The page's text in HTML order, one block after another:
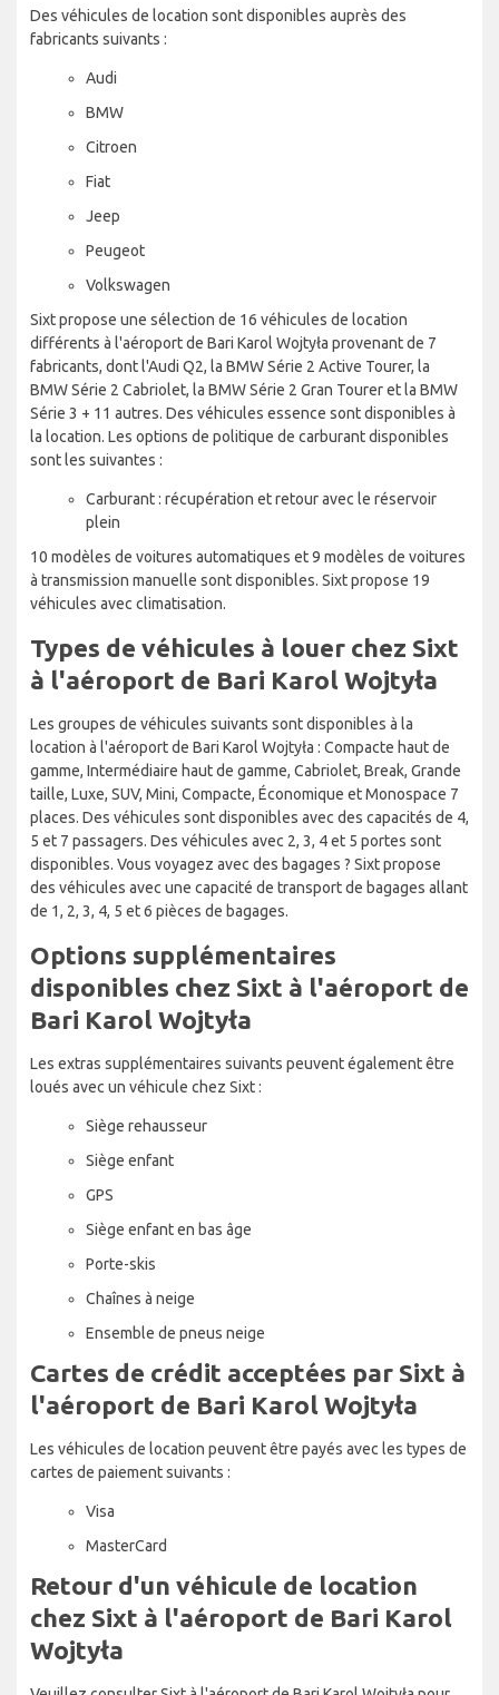
Des véhicules de location sont disponibles auprès des
fabricants suivants :
Audi
BMW
Citroen
Fiat
Jeep
Peugeot
Volkswagen
Sixt propose une sélection de 16 véhicules de location
différents à l'aéroport de Bari Karol Wojtyła provenant de 7
fabricants, dont l'Audi Q2, la BMW Série 2 Active Tourer, la
BMW Série 2 Cabriolet, la BMW Série 2 Gran Tourer et la BMW
Série 3 + 11 autres. Des véhicules essence sont disponibles à
la location. Les options de politique de carburant disponibles
sont les suivantes :
Carburant : récupération et retour avec le réservoir
plein
10 modèles de voitures automatiques et 9 modèles de voitures
à transmission manuelle sont disponibles. Sixt propose 19
véhicules avec climatisation.
Types de véhicules à louer chez Sixt
à l'aéroport de Bari Karol Wojtyła
Les groupes de véhicules suivants sont disponibles à la
location à l'aéroport de Bari Karol Wojtyła : Compacte haut de
gamme, Intermédiaire haut de gamme, Cabriolet, Break, Grande
taille, Luxe, SUV, Mini, Compacte, Économique et Monospace 7
places. Des véhicules sont disponibles avec des capacités de 4,
5 et 7 passagers. Des véhicules avec 2, 3, 4 et 5 portes sont
disponibles. Vous voyagez avec des bagages ? Sixt propose
des véhicules avec une capacité de transport de bagages allant
de 1, 2, 3, 4, 5 et 6 pièces de bagages.
Options supplémentaires
disponibles chez Sixt à l'aéroport de
Bari Karol Wojtyła
Les extras supplémentaires suivants peuvent également être
loués avec un véhicule chez Sixt :
Siège rehausseur
Siège enfant
GPS
Siège enfant en bas âge
Porte-skis
Chaînes à neige
Ensemble de pneus neige
Cartes de crédit acceptées par Sixt à
l'aéroport de Bari Karol Wojtyła
Les véhicules de location peuvent être payés avec les types de
cartes de paiement suivants :
Visa
MasterCard
Retour d'un véhicule de location
chez Sixt à l'aéroport de Bari Karol
Wojtyła